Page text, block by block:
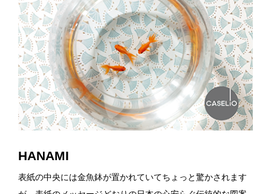
HANAMI
表紙の中央には金魚鉢が置かれていてちょっと驚かされます